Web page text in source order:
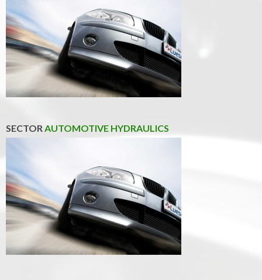
SECTORAUTOMOTIVE HYDRAULICS